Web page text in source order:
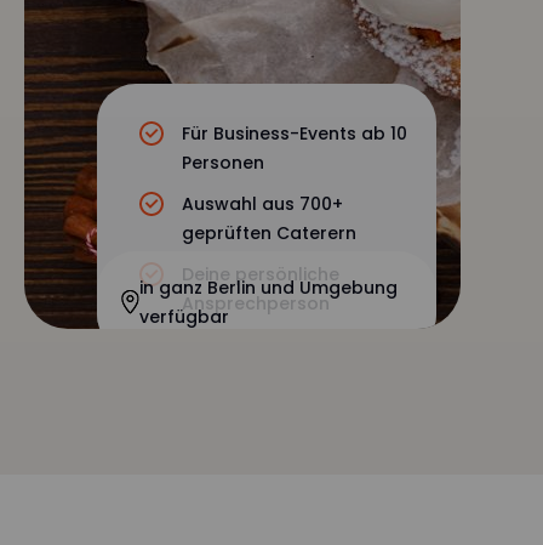
Für Business-Events ab 10
Personen
Auswahl aus 700+
geprüften Caterern
Deine persönliche
Ansprechperson
in ganz Berlin und Umgebung
verfügbar